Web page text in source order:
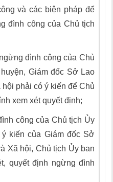
và các biện pháp để
đình công của Chủ tịch
đình công của Chủ
Giám đốc Sở Lao
hội phải có ý kiến để Chủ
xem xét quyết định;
công của Chủ tịch Ủy
kiến của Giám đốc Sở
Xã hội, Chủ tịch Ủy ban
quyết định ngừng đình